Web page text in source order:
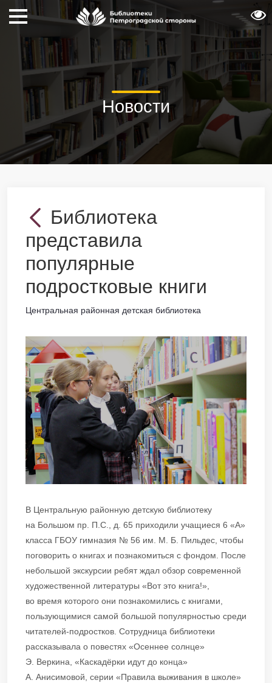
Новости
Библиотека
представила
популярные
подростковые книги
Центральная районная детская библиотека
В Центральную районную детскую библиотеку
на Большом пр. П.С., д. 65 приходили учащиеся 6 «А»
класса ГБОУ гимназия № 56 им. М. Б. Пильдес, чтобы
поговорить о книгах и познакомиться с фондом. После
небольшой экскурсии ребят ждал обзор современной
художественной литературы «Вот это книга!»,
во время которого они познакомились с книгами,
пользующимися самой большой популярностью среди
читателей-подростков. Сотрудница библиотеки
рассказывала о повестях «Осеннее солнце»
Э. Веркина, «Каскадёрки идут до конца»
А. Анисимовой, серии «Правила выживания в школе»